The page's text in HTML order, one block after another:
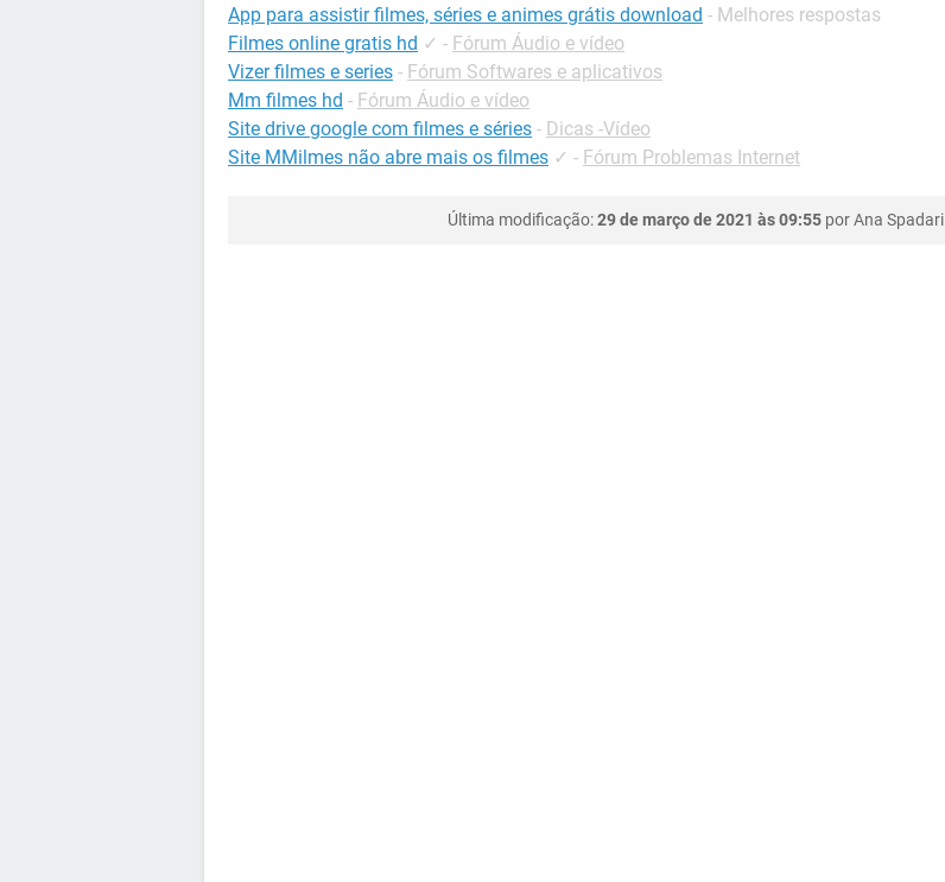
App para assistir filmes, séries e animes grátis download - Melhores respostas
Filmes online gratis hd ✓ - Fórum Áudio e vídeo
Vizer filmes e series - Fórum Softwares e aplicativos
Mm filmes hd - Fórum Áudio e vídeo
Site drive google com filmes e séries - Dicas -Vídeo
Site MMilmes não abre mais os filmes ✓ - Fórum Problemas Internet
Última modificação:29 de março de 2021 às 09:55 porAna Spadari